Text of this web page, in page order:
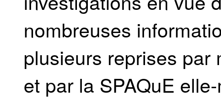
nombreuses
plusieurs reprises par
et par la SPAQuE